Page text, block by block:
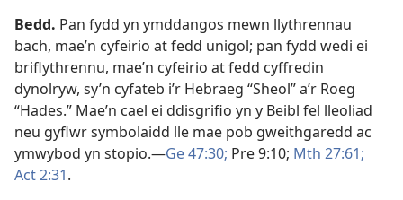
Bedd. Pan fydd yn ymddangos mewn llythrennau
bach, mae’n cyfeirio at fedd unigol; pan fydd wedi ei
briflythrennu, mae’n cyfeirio at fedd cyffredin
dynolryw, sy’n cyfateb i’r Hebraeg “Sheol” a’r Roeg
“Hades.” Mae’n cael ei ddisgrifio yn y Beibl fel lleoliad
neu gyflwr symbolaidd lle mae pob gweithgaredd ac
ymwybod yn stopio.—Ge 47:30; Pre 9:10; Mth 27:61;
Act 2:31.